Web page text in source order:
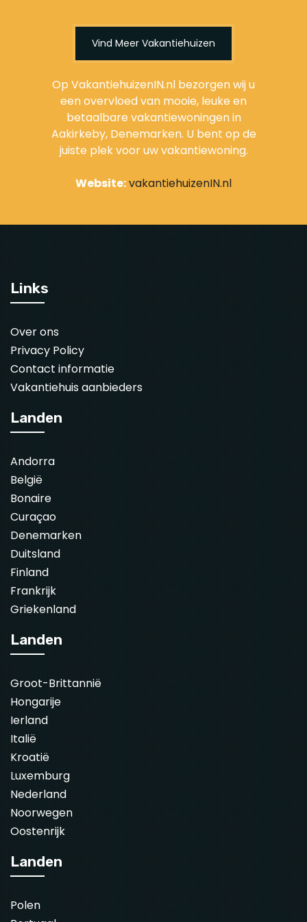
Vind Meer Vakantiehuizen
Op VakantiehuizenIN.nl bezorgen wij u
een overvloed van mooie, leuke en
betaalbare vakantiewoningen in
Aakirkeby, Denemarken. U bent op de
juiste plek voor uw vakantiewoning.
Website:vakantiehuizenIN.nl
Links
Over ons
Privacy Policy
Contact informatie
Vakantiehuis aanbieders
Landen
Andorra
België
Bonaire
Curaçao
Denemarken
Duitsland
Finland
Frankrijk
Griekenland
Landen
Groot-Brittannië
Hongarije
Ierland
Italië
Kroatië
Luxemburg
Nederland
Noorwegen
Oostenrijk
Landen
Polen